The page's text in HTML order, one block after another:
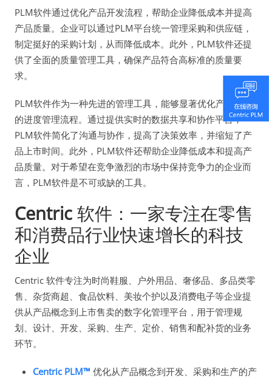
PLM软件通过优化产品开发流程，帮助企业降低成本并提高
产品质量。企业可以通过PLM平台统一管理采购和供应链，
制定挺好的采购计划，从而降低成本。此外，PLM软件还提
供了全面的质量管理工具，确保产品符合高标准的质量要
求。
PLM软件作为一种先进的管理工具，能够显著优化产品开发
的进度管理流程。通过提供实时的数据共享和协作平台，
PLM软件简化了沟通与协作，提高了决策效率，并缩短了产
品上市时间。此外，PLM软件还帮助企业降低成本和提高产
品质量。对于希望在竞争激烈的市场中保持竞争力的企业而
言，PLM软件是不可或缺的工具。
Centric 软件：一家专注在零售
和消费品行业快速增长的科技
企业
Centric 软件专注为时尚鞋服、户外用品、奢侈品、多品类零
售、杂货商超、食品饮料、美妆个护以及消费电子等企业提
供从产品概念到上市售卖的数字化管理平台，用于管理规
划、设计、开发、采购、生产、定价、销售和配补货的业务
环节。
Centric PLM™ 优化从产品概念到开发、采购和生产的产